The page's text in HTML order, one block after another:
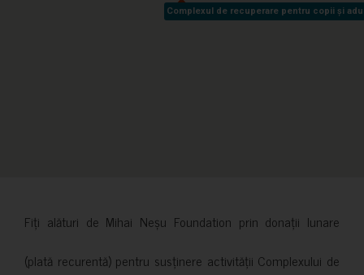
Complexul de recuperare pentru copii și
Complexul de recuperare pentru copii și
Fiți alături de Mihai Neșu Foundation prin donații lunare
(plată recurentă) pentru susținere activității Complexului de